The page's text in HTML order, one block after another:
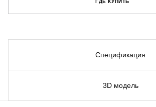
Спецификация
3D модель